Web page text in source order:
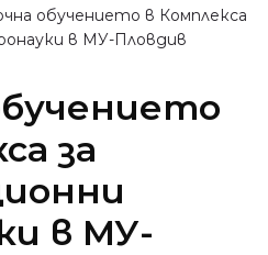
обучението в Комплекса
в МУ-Пловдив
за
в МУ-